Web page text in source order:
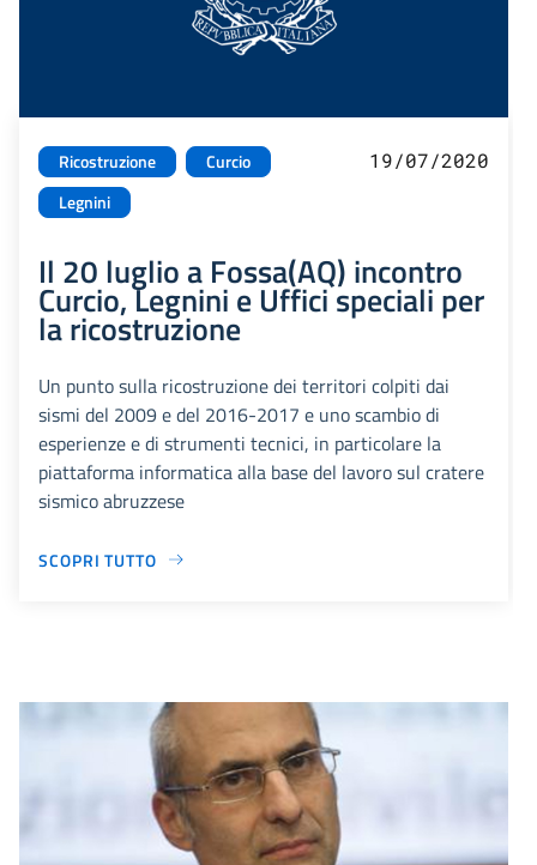
Ricostruzione
Curcio
Legnini
19/07/2020
Il 20 luglio a Fossa(AQ) incontro
Curcio, Legnini e Uffici speciali per
la ricostruzione
Un punto sulla ricostruzione dei territori colpiti dai
sismi del 2009 e del 2016-2017 e uno scambio di
esperienze e di strumenti tecnici, in particolare la
piattaforma informatica alla base del lavoro sul cratere
sismico abruzzese
SCOPRI TUTTO